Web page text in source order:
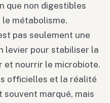
que non digestibles
métabolisme.
pas seulement une
levier pour stabiliser la
nourrir le microbiote.
officielles et la réalité
souvent marqué, mais